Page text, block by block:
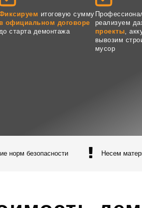
итоговую сумму
в официальном договоре
старта демонтажа
реализуем
проекты,
вывозим
мусор
норм безопасности Несем